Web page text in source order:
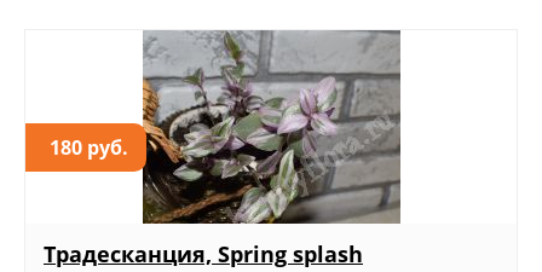
180 руб.
Традесканция, Spring splash